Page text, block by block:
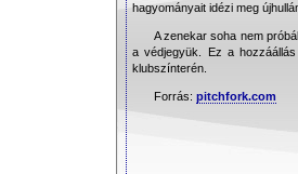
hagyományait idézi meg
A zenekar soha nem
a védjegyük. Ez a
klubszínterén.
Forrás: pitchfork.com